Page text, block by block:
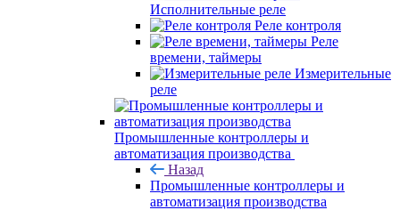
Исполнительные реле
Реле контроля
Реле
времени, таймеры
Измерительные
реле
Промышленные контроллеры и
автоматизация производства
Назад
Промышленные контроллеры и
автоматизация производства